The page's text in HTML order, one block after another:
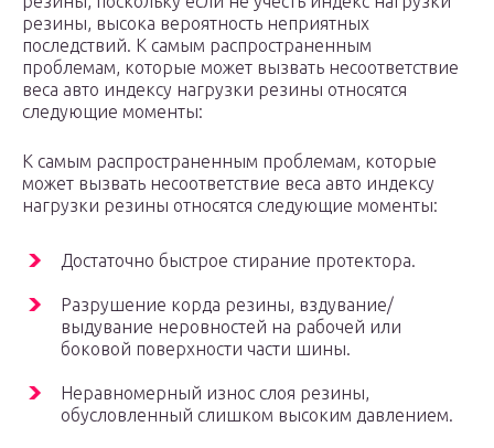
резины, высока вероятность неприятных
последствий. К самым распространенным
проблемам, которые может вызвать несоответствие
веса авто индексу нагрузки резины относятся
следующие моменты:
К самым распространенным проблемам, которые
может вызвать несоответствие веса авто индексу
нагрузки резины относятся следующие моменты:
Достаточно быстрое стирание протектора.
Разрушение корда резины, вздувание/
выдувание неровностей на рабочей или
боковой поверхности части шины.
Неравномерный износ слоя резины,
обусловленный слишком высоким давлением.